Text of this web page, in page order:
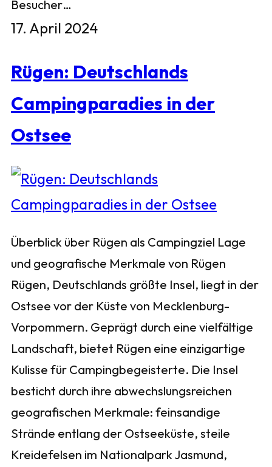
Besucher…
17. April 2024
Rügen: Deutschlands
Campingparadies in der
Ostsee
Überblick über Rügen als Campingziel Lage
und geografische Merkmale von Rügen
Rügen, Deutschlands größte Insel, liegt in der
Ostsee vor der Küste von Mecklenburg-
Vorpommern. Geprägt durch eine vielfältige
Landschaft, bietet Rügen eine einzigartige
Kulisse für Campingbegeisterte. Die Insel
besticht durch ihre abwechslungsreichen
geografischen Merkmale: feinsandige
Strände entlang der Ostseeküste, steile
Kreidefelsen im Nationalpark Jasmund,